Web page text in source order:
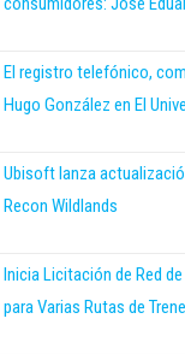
El registro telefónico,
Hugo González en El
Ubisoft lanza
Recon Wildlands
Inicia Licitación de Red
para Varias Rutas de